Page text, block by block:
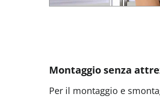
Montaggio senza
Per il montaggio e